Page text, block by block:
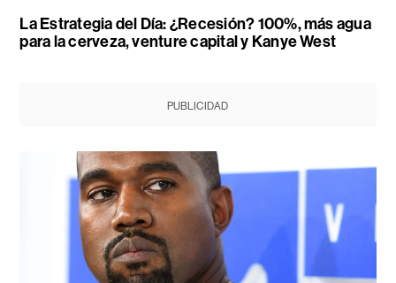
La Estrategia del Día: ¿Recesión? 100%, más agua
para la cerveza, venture capital y Kanye West
PUBLICIDAD